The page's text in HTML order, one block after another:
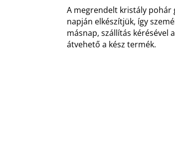
A megrendelt kristály pohár
napján elkészítjük, így
másnap, szállítás kérésével
átvehető a kész termék.